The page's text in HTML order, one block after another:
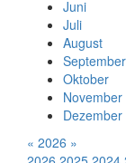
Juni
Juli
August
September
Oktober
November
Dezember
« 2026 »